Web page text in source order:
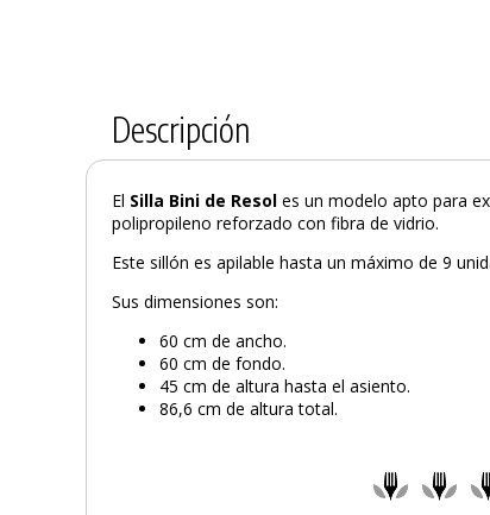
Descripción
El Silla Bini de Resoles un modelo apto para
polipropileno reforzado con fibra de vidrio.
Este sillón es apilable hasta un máximo de 9
Sus dimensiones son:
60 cm de ancho.
60 cm de fondo.
45 cm de altura hasta el asiento.
86,6 cm de altura total.